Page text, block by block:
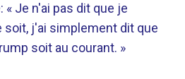
« Je n'ai pas dit que je
soit, j'ai simplement dit que
soit au courant. »